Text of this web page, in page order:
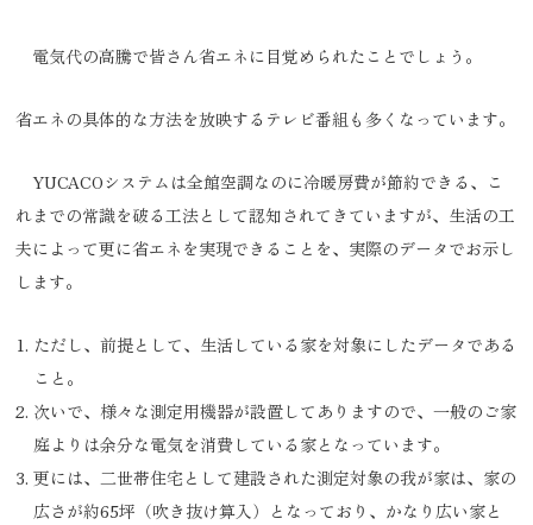
電気代の高騰で皆さん省エネに目覚められたことでしょう。
省エネの具体的な方法を放映するテレビ番組も多くなっています。
YUCACOシステムは全館空調なのに冷暖房費が節約できる、こ
れまでの常識を破る工法として認知されてきていますが、生活の工
夫によって更に省エネを実現できることを、実際のデータでお示し
します。
ただし、前提として、生活している家を対象にしたデータである
こと。
次いで、様々な測定用機器が設置してありますので、一般のご家
庭よりは余分な電気を消費している家となっています。
更には、二世帯住宅として建設された測定対象の我が家は、家の
広さが約65坪（吹き抜け算入）となっており、かなり広い家と